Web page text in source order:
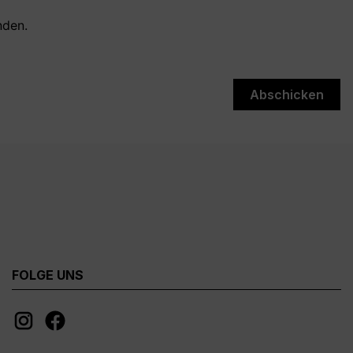
Abschicken
FOLGE UNS